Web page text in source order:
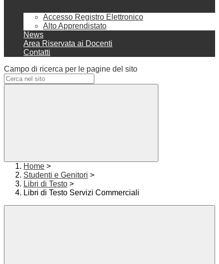
Accesso Registro Elettronico
Alto Apprendistato
News
Area Riservata ai Docenti
Contatti
Campo di ricerca per le pagine del sito
Home >
Studenti e Genitori >
Libri di Testo >
Libri di Testo Servizi Commerciali